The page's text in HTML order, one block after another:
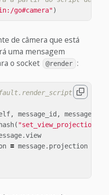
go#camera")
de câmera que está
uma mensagem
o socket @render :
, message_id , message
hash( "set_view_projection"
.view
= message. projection